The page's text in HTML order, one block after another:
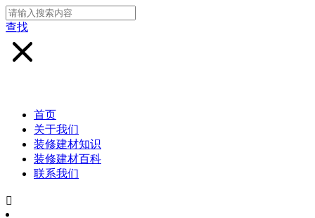
查找
首页
关于我们
装修建材知识
装修建材百科
联系我们
